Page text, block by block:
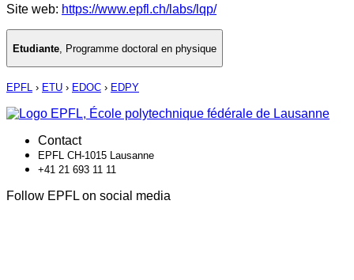
Site web: https://www.epfl.ch/labs/lqp/
Etudiante Programme doctoral en physique
EPFL › ETU › EDOC › EDPY
Contact
EPFL CH-1015 Lausanne
+41 21 693 11 11
Follow EPFL on social media